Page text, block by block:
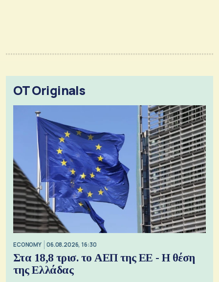
OT Originals
ECONOMY 06.08.2026, 16:30
Στα 18,8 τρισ. το ΑΕΠ της ΕΕ - Η θέση
της Ελλάδας